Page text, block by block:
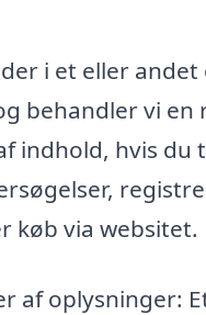
i et eller
behandler vi en
indhold, hvis du
køb via websitet.
af oplysninger: